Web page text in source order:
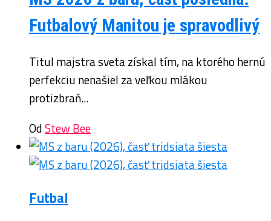
Futbalový Manitou je spravodlivý
Titul majstra sveta získal tím, na ktorého hernú
perfekciu nenašiel za veľkou mlákou
protizbraň...
OdStew Bee
Futbal